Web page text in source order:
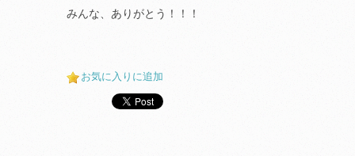
みんな、ありがとう！！！
お気に入りに追加